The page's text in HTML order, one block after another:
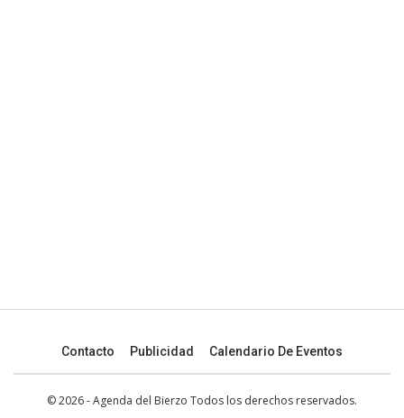
Contacto Publicidad Calendario De Eventos
© 2026 - Agenda del Bierzo Todos los derechos reservados.